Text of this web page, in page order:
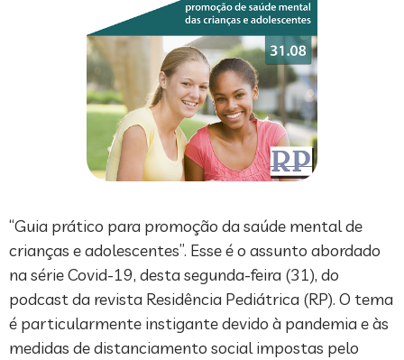
“Guia prático para promoção da saúde mental de
crianças e adolescentes”. Esse é o assunto abordado
na série Covid-19, desta segunda-feira (31), do
podcast da revista Residência Pediátrica (RP). O tema
é particularmente instigante devido à pandemia e às
medidas de distanciamento social impostas pelo